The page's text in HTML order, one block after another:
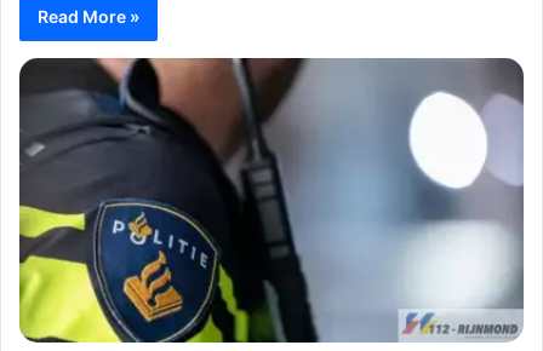
Read More »